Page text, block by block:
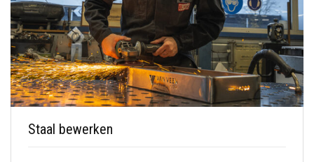
Staal bewerken